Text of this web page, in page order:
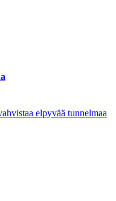
elpyvää tunnelmaa